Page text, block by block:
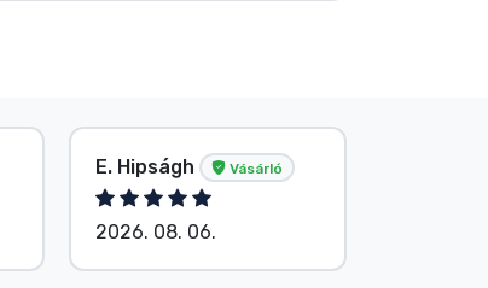
E. Hipságh Vásárló
2026. 08. 06.